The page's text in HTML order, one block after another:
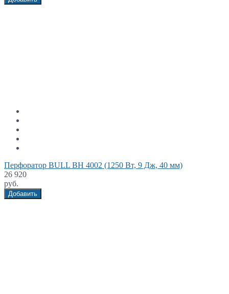
Перфоратор BULL BH 4002 (1250 Вт, 9 Дж, 40 мм)
26 920
руб.
Добавить